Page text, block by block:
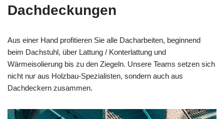
Dachdeckungen
Aus einer Hand profitieren Sie alle Dacharbeiten, beginnend
beim Dachstuhl, über Lattung / Konterlattung und
Wärmeisolierung bis zu den Ziegeln. Unsere Teams setzen sich
nicht nur aus Holzbau-Spezialisten, sondern auch aus
Dachdeckern zusammen.